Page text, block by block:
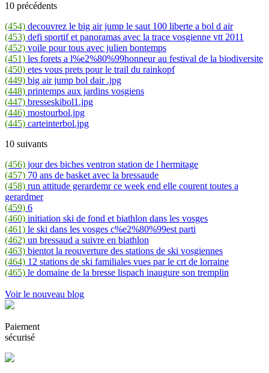
10 précédents
(454) decouvrez le big air jump le saut 100 liberte a bol d air
(453) defi sportif et panoramas avec la trace vosgienne vtt 2011
(452) voile pour tous avec julien bontemps
(451) les forets a l%e2%80%99honneur au festival de la biodiversite
(450) etes vous prets pour le trail du rainkopf
(449) big air jump bol dair .jpg
(448) printemps aux jardins vosgiens
(447) bresseskibol1.jpg
(446) mostourbol.jpg
(445) carteinterbol.jpg
10 suivants
(456) jour des biches ventron station de l hermitage
(457) 70 ans de basket avec la bressaude
(458) run attitude gerardemr ce week end elle courent toutes a
gerardmer
(459) 6
(460) initiation ski de fond et biathlon dans les vosges
(461) le ski dans les vosges c%e2%80%99est parti
(462) un bressaud a suivre en biathlon
(463) bientot la reouverture des stations de ski vosgiennes
(464) 12 stations de ski familiales vues par le crt de lorraine
(465) le domaine de la bresse lispach inaugure son tremplin
Voir le nouveau blog
Paiement
sécurisé